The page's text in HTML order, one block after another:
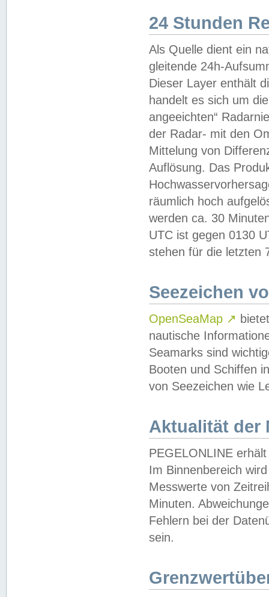
24 Stunden
Als Quelle dient ein
gleitende 24h-
Dieser Layer enthält
handelt es sich um
angeeichten“
der Radar- mit den
Mittelung von
Auflösung. Das
räumlich hoch
werden ca. 30
UTC ist gegen 0130
stehen für die letzten
Seezeichen
OpenSeaMap ↗
nautische
Seamarks sind
Booten und Schiffen
von Seezeichen wie
Aktualität der
PEGELONLINE
Im Binnenbereich
Messwerte von
Minuten.
Fehlern bei der
sein.